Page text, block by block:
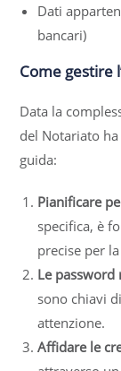
Dati
bancari)
Come gestire
Data la
del Notariato
guida:
Pianificare
specifica, è
precise per
Le password
sono chiavi
attenzione.
Affidare le